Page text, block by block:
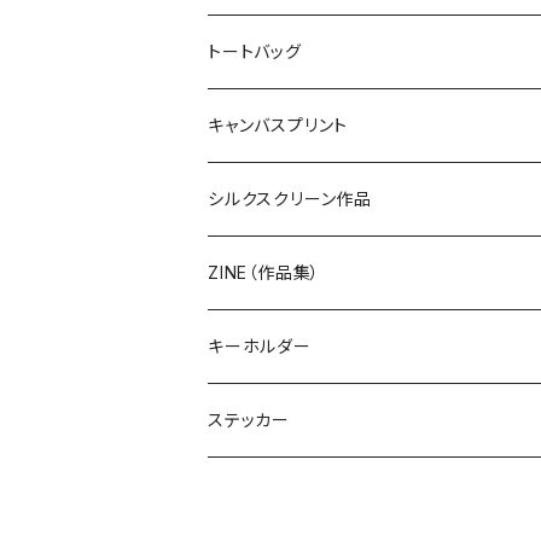
トートバッグ
キャンバスプリント
シルクスクリーン作品
ZINE（作品集）
キーホルダー
ステッカー